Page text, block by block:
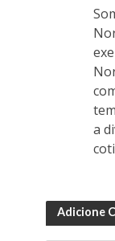
a
Adicione